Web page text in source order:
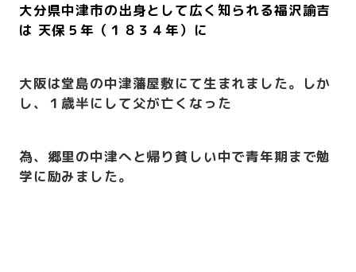
大分県中津市の出身として広く知られる福沢諭吉
は 天保５年（１８３４年）に
大阪は堂島の中津藩屋敷にて生まれました。しか
し、１歳半にして父が亡くなった
為、郷里の中津へと帰り貧しい中で青年期まで勉
学に励みました。